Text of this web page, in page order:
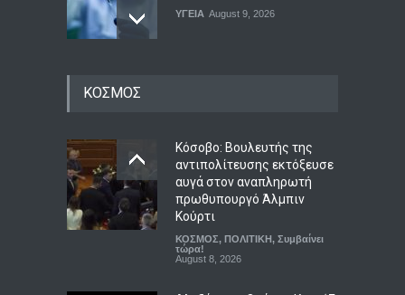
ΥΓΕΙΑ August 9, 2026
Άκρως ζωδιακό: Τα do’s &
don’ts της εβδομάδας 9–15
Αυγούστου 2026
ΖΩΔΙΑ
August 9, 2026
ΚΟΣΜΟΣ
Κόσοβο: Βουλευτής της
αντιπολίτευσης εκτόξευσε
αυγά στον αναπληρωτή
πρωθυπουργό Άλμπιν
Κούρτι
ΚΟΣΜΟΣ, ΠΟΛΙΤΙΚΗ, Συμβαίνει
τώρα!
August 8, 2026